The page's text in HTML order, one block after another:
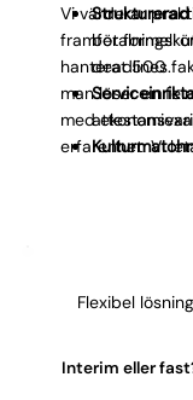
deadlines.
Vi värderar
framför formell
hanterat 500
man löser en
med
erfarenhet. Vi
Flexibel lösning
Interim eller